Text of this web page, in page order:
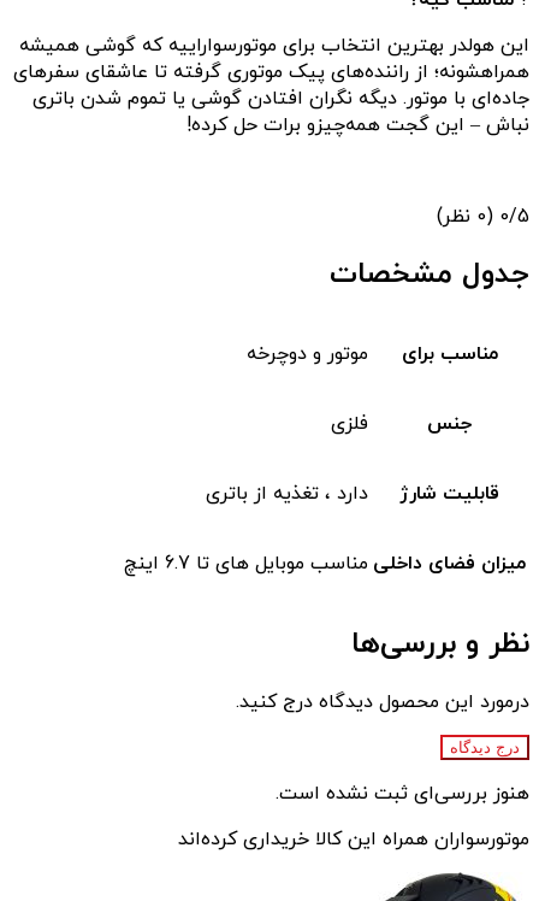
این هولدر بهترین انتخاب برای موتورسواراییه که گوشی همیشه
همراهشونه؛ از راننده‌های پیک موتوری گرفته تا عاشقای سفرهای
جاده‌ای با موتور. دیگه نگران افتادن گوشی یا تموم شدن باتری
نباش – این گجت همه‌چیزو برات حل کرده!
‫0/5 ‫(0 نظر)
جدول مشخصات
مناسب برای موتور و دوچرخه
جنس فلزی
قابلیت شارژ دارد ، تغذیه از باتری
میزان فضای داخلی مناسب موبایل های تا 6.7 اینچ
نظر و بررسی‌ها
درمورد این محصول دیدگاه درج کنید.
درج دیدگاه
هنوز بررسی‌ای ثبت نشده است.
موتورسواران همراه این کالا خریداری کرده‌اند